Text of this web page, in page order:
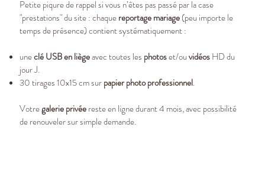
Petite piqure de rappel si vous n’êtes pas passé par la case
"prestations" du site : chaquereportage mariage(peu importe le
temps de présence) contient systématiquement :
uneclé USB en liègeavec toutes les photoset/ouvidéosHD du
jour J.
30 tirages 10x15 cm surpapier photo professionnel.
Votregalerie privéereste en ligne durant 4 mois, avec possibilité
de renouveler sur simple demande.